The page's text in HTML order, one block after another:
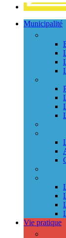
Municipalité
Vie pratique